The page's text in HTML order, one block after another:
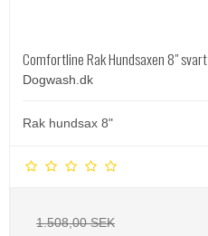
Comfortline Rak Hundsaxen 8" svart
Dogwash.dk
Rak hundsax 8"
1.508,00 SEK